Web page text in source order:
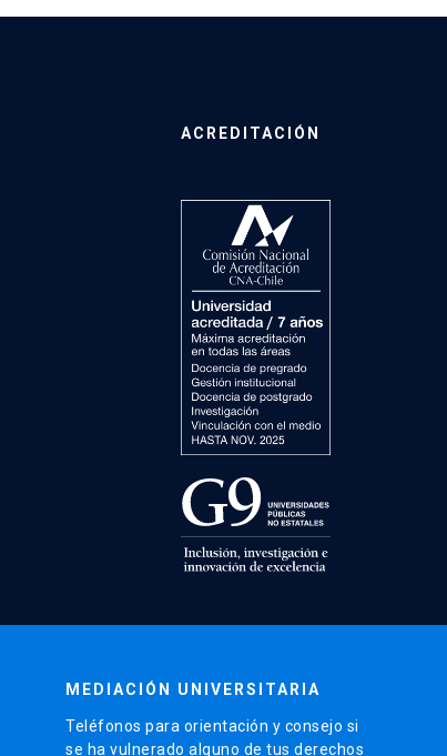
ACREDITACIÓN
MEDIACIÓN UNIVERSITARIA
Teléfonos para orientación y consejo si
se ha vulnerado alguno de tus derechos